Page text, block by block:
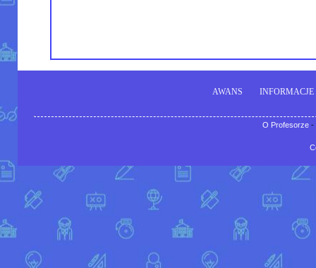
AWANS INFORMACJE
O Profesorze-